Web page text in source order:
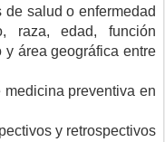
de salud o enfermedad
raza, edad, función
y área geográfica entre
preventiva en
y retrospectivos